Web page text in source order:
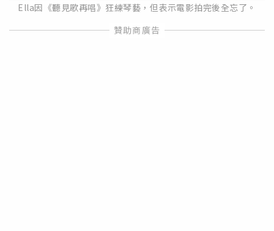
Ella因《聽見歌再唱》狂練琴藝，但表示電影拍完後全忘了。